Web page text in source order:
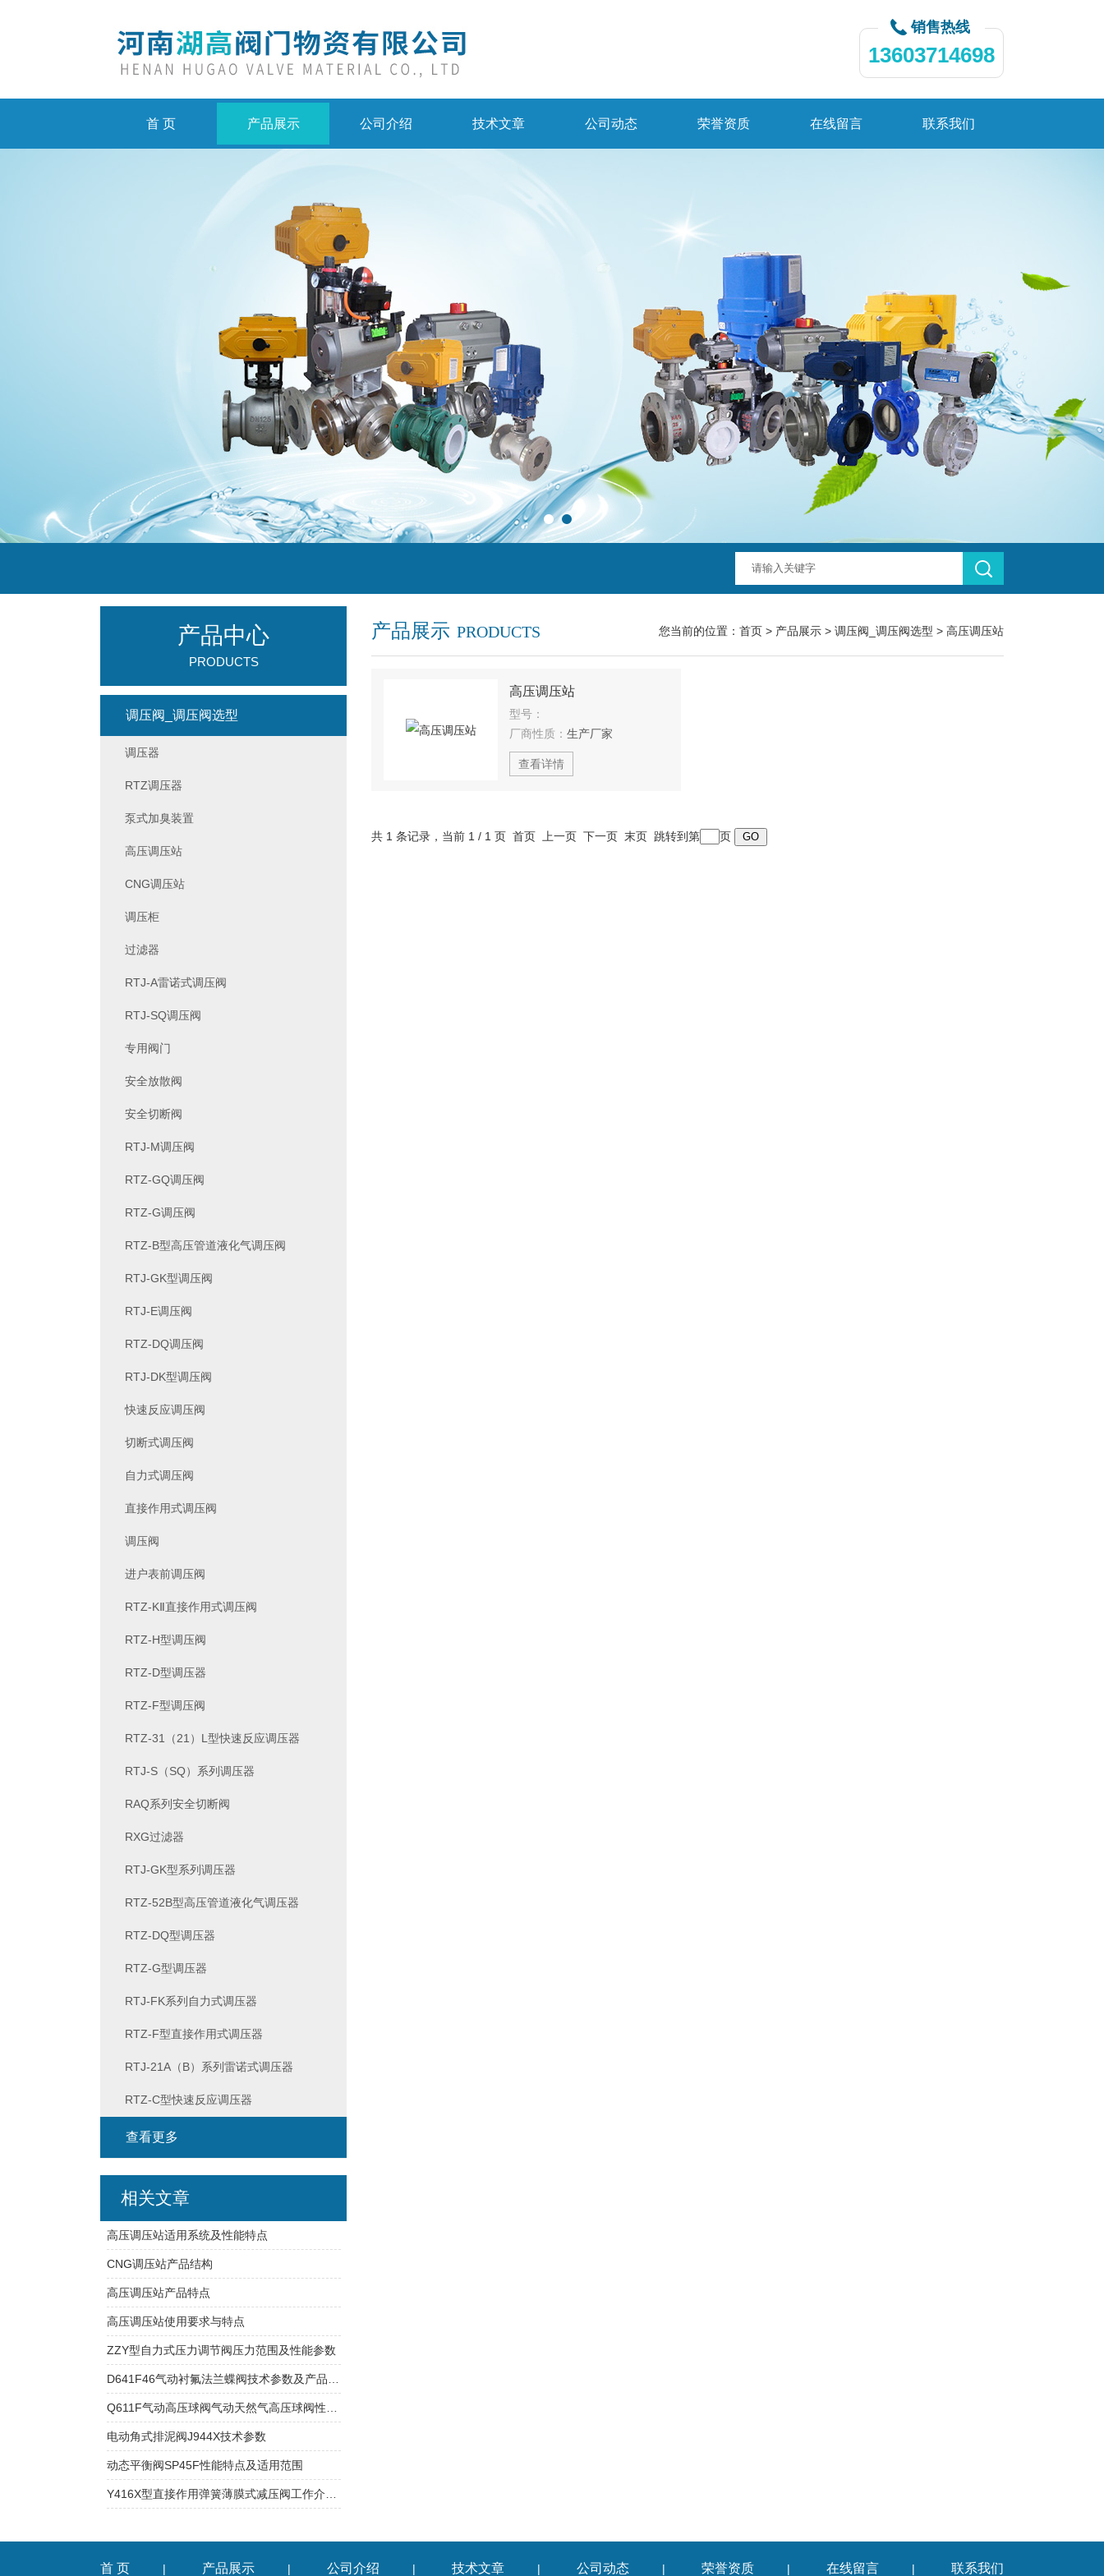
销售热线
13603714698
首 页 产品展示 公司介绍 技术文章 公司动态 荣誉资质 在线留言 联系我们
产品展示 PRODUCTS 您当前的位置： 首页 > 产品展示 > 调压阀_调压阀选型 > 高压调压站
高压调压站
型号：
厂商性质： 生产厂家
查看详情
共 1 条记录，当前 1 / 1 页 首页 上一页 下一页 末页 跳转到第 页
产品中心
PRODUCTS
调压阀_调压阀选型
调压器
RTZ调压器
泵式加臭装置
高压调压站
CNG调压站
调压柜
过滤器
RTJ-A雷诺式调压阀
RTJ-SQ调压阀
专用阀门
安全放散阀
安全切断阀
RTJ-M调压阀
RTZ-GQ调压阀
RTZ-G调压阀
RTZ-B型高压管道液化气调压阀
RTJ-GK型调压阀
RTJ-E调压阀
RTZ-DQ调压阀
RTJ-DK型调压阀
快速反应调压阀
切断式调压阀
自力式调压阀
直接作用式调压阀
调压阀
进户表前调压阀
RTZ-KⅡ直接作用式调压阀
RTZ-H型调压阀
RTZ-D型调压器
RTZ-F型调压阀
RTZ-31（21）L型快速反应调压器
RTJ-S（SQ）系列调压器
RAQ系列安全切断阀
RXG过滤器
RTJ-GK型系列调压器
RTZ-52B型高压管道液化气调压器
RTZ-DQ型调压器
RTZ-G型调压器
RTJ-FK系列自力式调压器
RTZ-F型直接作用式调压器
RTJ-21A（B）系列雷诺式调压器
RTZ-C型快速反应调压器
查看更多
相关文章
高压调压站适用系统及性能特点
CNG调压站产品结构
高压调压站产品特点
高压调压站使用要求与特点
ZZY型自力式压力调节阀压力范围及性能参数
电动角式排泥阀J944X技术参数
动态平衡阀SP45F性能特点及适用范围
首 页 | 产品展示 | 公司介绍 | 技术文章 | 公司动态 | 荣誉资质 | 在线留言 | 联系我们